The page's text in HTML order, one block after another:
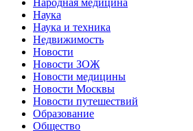
Наука
Наука и техника
Недвижимость
Новости
Новости ЗОЖ
Новости медицины
Новости Москвы
Новости путешествий
Образование
Общество